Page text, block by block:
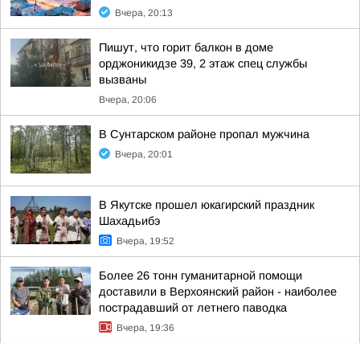
Вчера, 20:13
Пишут, что горит балкон в доме
орджоникидзе 39, 2 этаж спец службы
вызваны
Вчера, 20:06
В Сунтарском районе пропал мужчина
Вчера, 20:01
В Якутске прошел юкагирский праздник
Шахадьибэ
Вчера, 19:52
Более 26 тонн гуманитарной помощи
доставили в Верхоянский район - наиболее
пострадавший от летнего паводка
Вчера, 19:36